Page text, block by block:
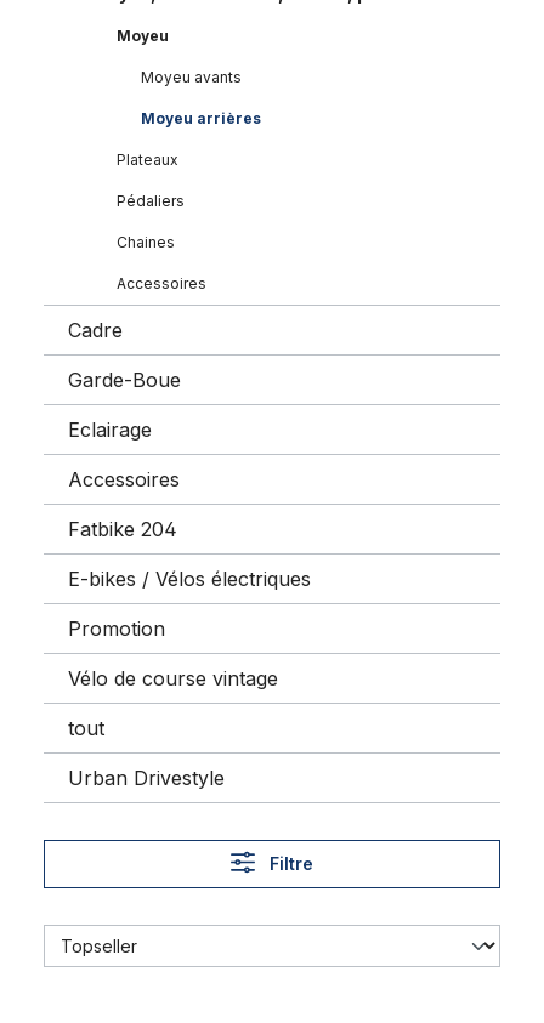
Moyeu
Moyeu avants
Moyeu arrières
Plateaux
Pédaliers
Chaines
Accessoires
Cadre
Garde-Boue
Eclairage
Accessoires
Fatbike 204
E-bikes / Vélos électriques
Promotion
Vélo de course vintage
tout
Urban Drivestyle
Filtre